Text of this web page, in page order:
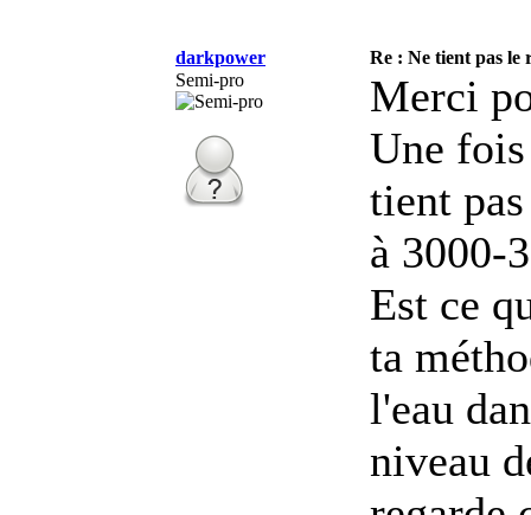
darkpower
Re : Ne tient pas le
Semi-pro
Merci
Une fois
tient
à 3000-
Est ce
ta
l'eau
niveau